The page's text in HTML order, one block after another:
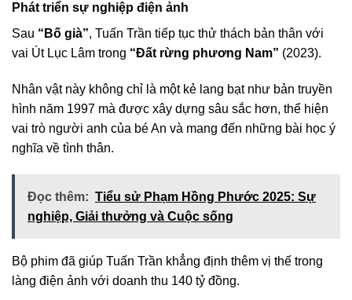
Phát triển sự nghiệp điện ảnh
Sau “Bố già”, Tuấn Trần tiếp tục thử thách bản thân với
vai Út Lục Lâm trong “Đất rừng phương Nam” (2023).
Nhân vật này không chỉ là một kẻ lang bạt như bản truyền
hình năm 1997 mà được xây dựng sâu sắc hơn, thể hiện
vai trò người anh của bé An và mang đến những bài học ý
nghĩa về tình thân.
Đọc thêm: Tiểu sử Phạm Hồng Phước 2025: Sự
nghiệp, Giải thưởng và Cuộc sống
Bộ phim đã giúp Tuấn Trần khẳng định thêm vị thế trong
làng điện ảnh với doanh thu 140 tỷ đồng.